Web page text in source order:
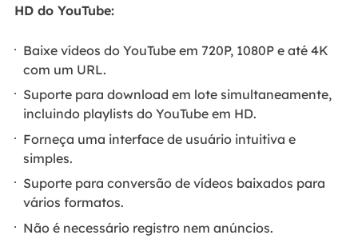
HD do YouTube:
Baixe vídeos do YouTube em 720P, 1080P e até 4K
com um URL.
Suporte para download em lote simultaneamente,
incluindo playlists do YouTube em HD.
Forneça uma interface de usuário intuitiva e
simples.
Suporte para conversão de vídeos baixados para
vários formatos.
Não é necessário registro nem anúncios.